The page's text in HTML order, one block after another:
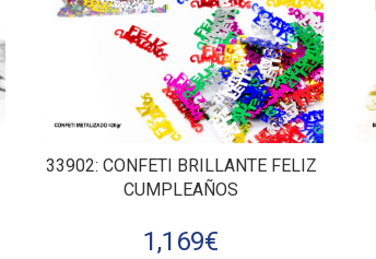
33902: CONFETI BRILLANTE FELIZ
CUMPLEAÑOS
1,169€